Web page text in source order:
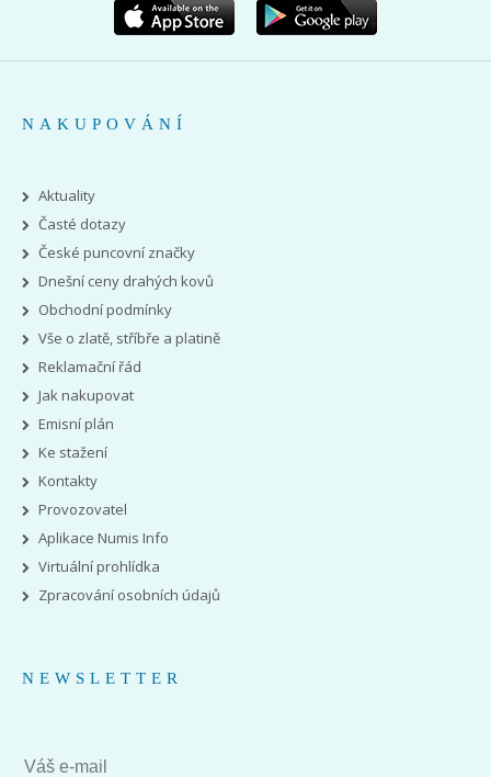
NAKUPOVÁNÍ
Aktuality
Časté dotazy
České puncovní značky
Dnešní ceny drahých kovů
Obchodní podmínky
Vše o zlatě, stříbře a platině
Reklamační řád
Jak nakupovat
Emisní plán
Ke stažení
Kontakty
Provozovatel
Aplikace Numis Info
Virtuální prohlídka
Zpracování osobních údajů
NEWSLETTER